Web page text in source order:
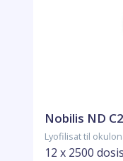
Nobilis ND C2
Lyofilisat til
12 x 2500